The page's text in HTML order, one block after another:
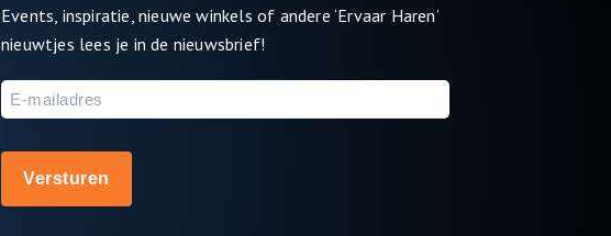
Events, inspiratie, nieuwe winkels of andere ‘Ervaar Haren’
nieuwtjes lees je in de nieuwsbrief!
E-
mailadres